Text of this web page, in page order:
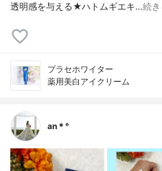
透明感を与える★ハトムギエキ…続
プラセホワイター
薬用美白アイクリーム
an＊°